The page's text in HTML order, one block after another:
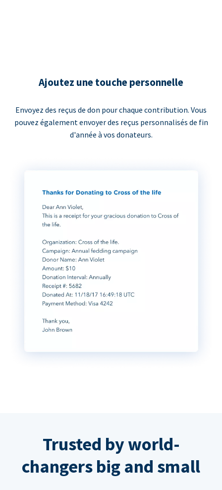
Ajoutez une touche personnelle
Envoyez des reçus de don pour chaque contribution. Vous
pouvez également envoyer des reçus personnalisés de fin
d'année à vos donateurs.
Trusted by world-
changers big and small